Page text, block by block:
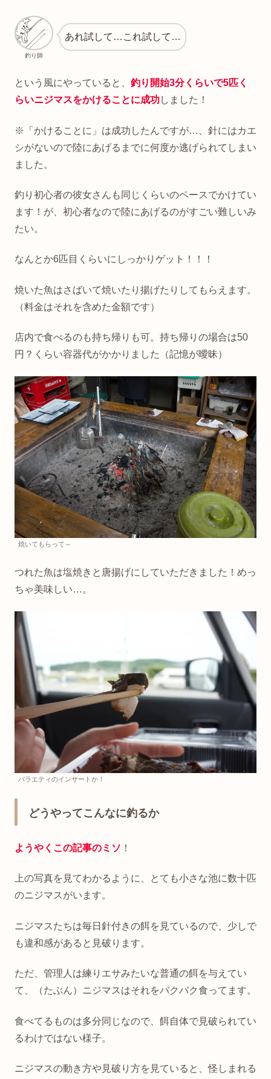
釣り師
あれ試して…これ試して…
という風にやっていると、 釣り開始3分くらいで5匹く
らいニジマスをかけることに成功しました！
※「かけることに」は成功したんですが…、針にはカエ
シがないので陸にあげるまでに何度か逃げられてしまい
ました。
釣り初心者の彼女さんも同じくらいのペースでかけてい
ます！が、初心者なので陸にあげるのがすごい難しいみ
たい。
なんとか6匹目くらいにしっかりゲット！！！
焼いた魚はさばいて焼いたり揚げたりしてもらえます。
（料金はそれを含めた金額です）
店内で食べるのも持ち帰りも可。持ち帰りの場合は50
円？くらい容器代がかかりました（記憶が曖昧）
焼いてもらって～
つれた魚は塩焼きと唐揚げにしていただきました！めっ
ちゃ美味しい…。
バラエティのインサートか！
どうやってこんなに釣るか
ようやくこの記事のミソ ！
上の写真を見てわかるように、とても小さな池に数十匹
のニジマスがいます。
ニジマスたちは毎日針付きの餌を見ているので、少しで
も違和感があると見破ります。
ただ、管理人は練りエサみたいな普通の餌を与えてい
て、（たぶん）ニジマスはそれをバクバク食ってます。
食べてるものは多分同じなので、餌自体で見破られてい
るわけではない様子。
ニジマスの動き方や見破り方を見ていると、怪しまれる